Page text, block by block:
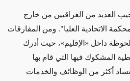
العديد من العراقيين من خارج
الاتحادية العليا". ومن المفارقات
داخل «الإقليم»، حيث أدرك
المشكوك فيها التي قام بها
أكثر من الوظائف والخدمات